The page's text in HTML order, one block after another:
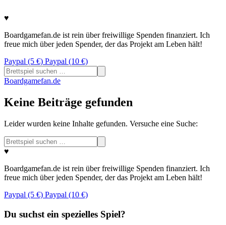
♥
Boardgamefan.de ist rein über freiwillige Spenden finanziert. Ich
freue mich über jeden Spender, der das Projekt am Leben hält!
Paypal (5 €) Paypal (10 €)
Suchen
nach:
Boardgamefan.de
Keine Beiträge gefunden
Leider wurden keine Inhalte gefunden. Versuche eine Suche:
Suchen
nach:
♥
Boardgamefan.de ist rein über freiwillige Spenden finanziert. Ich
freue mich über jeden Spender, der das Projekt am Leben hält!
Paypal (5 €) Paypal (10 €)
Du suchst ein spezielles Spiel?